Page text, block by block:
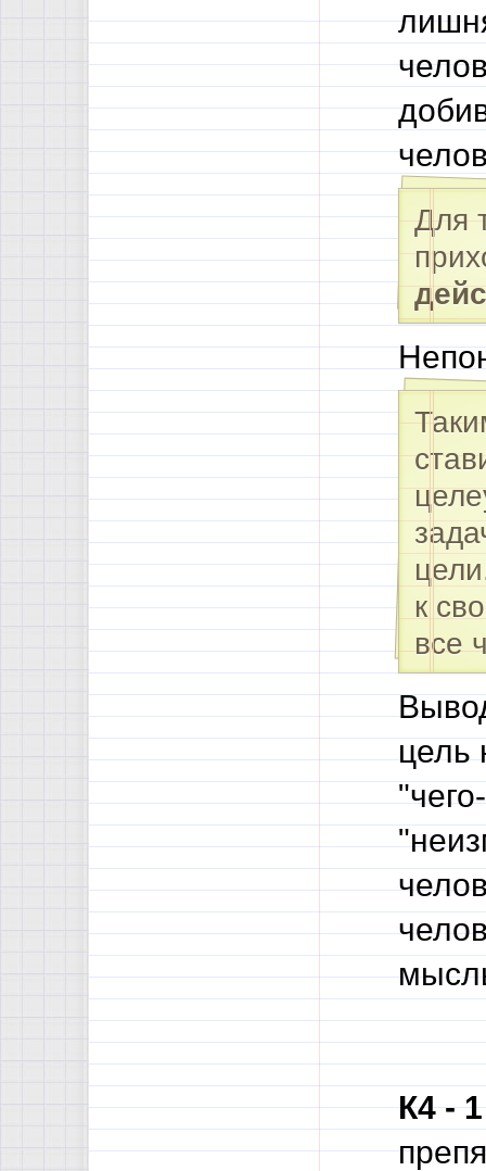
Для
к
все
цель
К4 -